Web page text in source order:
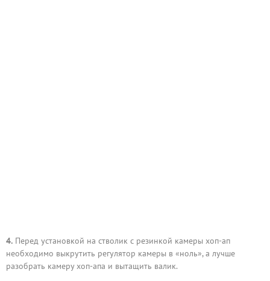
4. Перед установкой на стволик с резинкой камеры хоп-ап
необходимо выкрутить регулятор камеры в «ноль», а лучше
разобрать камеру хоп-апа и вытащить валик.